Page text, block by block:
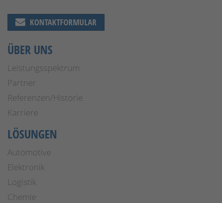
KONTAKTFORMULAR
ÜBER UNS
Leistungsspektrum
Partner
Referenzen/Historie
Karriere
LÖSUNGEN
Automotive
Elektronik
Logistik
Chemie